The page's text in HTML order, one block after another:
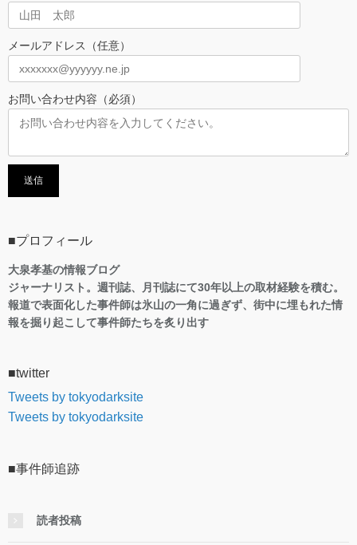
メールアドレス（任意）
お問い合わせ内容（必須）
■プロフィール
大泉孝基の情報ブログ
ジャーナリスト。週刊誌、月刊誌にて30年以上の取材経験を積む。
報道で表面化した事件師は氷山の一角に過ぎず、街中に埋もれた情
報を掘り起こして事件師たちを炙り出す
■twitter
Tweets by tokyodarksite
Tweets by tokyodarksite
■事件師追跡
読者投稿